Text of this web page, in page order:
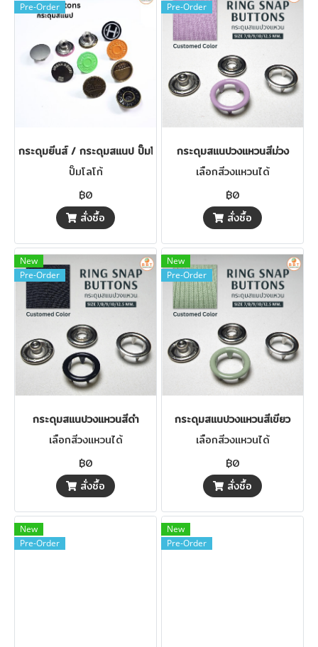
Pre-Order
กระดุมยีนส์ / กระดุมสแนป ปั๊มโลโก้
ปั๊มโลโก้
฿0
สั่งซื้อ
Pre-Order
กระดุมสแนปวงแหวนสีม่วง
เลือกสีวงแหวนได้
฿0
สั่งซื้อ
New
Pre-Order
กระดุมสแนปวงแหวนสีดำ
เลือกสีวงแหวนได้
฿0
สั่งซื้อ
New
Pre-Order
กระดุมสแนปวงแหวนสีเขียว
เลือกสีวงแหวนได้
฿0
สั่งซื้อ
New
Pre-Order
New
Pre-Order